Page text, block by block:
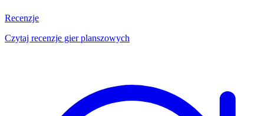
Recenzje
Czytaj recenzje gier planszowych